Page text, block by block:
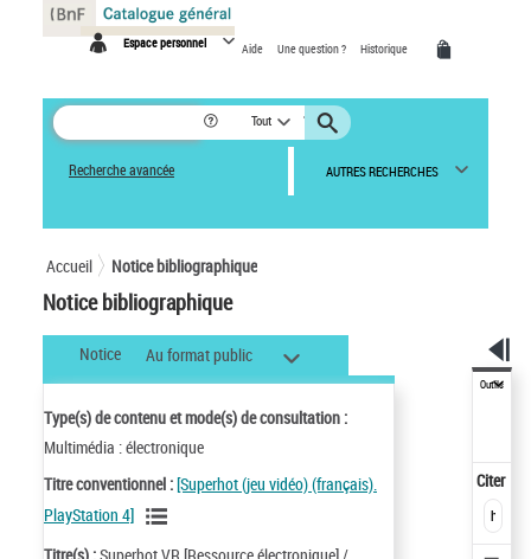
Espace personnel Aide Une question ? Historique
Tout
Recherche avancée AUTRES RECHERCHES
Accueil Notice bibliographique
Notice bibliographique
Notice Au format public
Type(s) de contenu et mode(s) de consultation :
Multimédia : électronique
Titre conventionnel :[Superhot (jeu vidéo) (français).
PlayStation 4]
Outils
Citer
Panneau de gestion des cookies